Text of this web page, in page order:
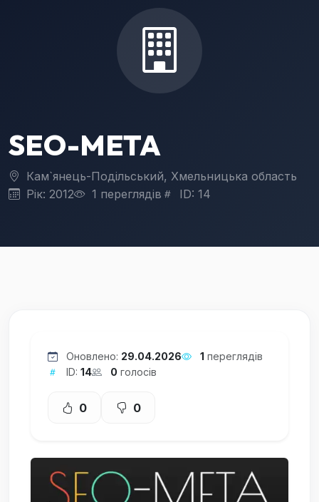
SEO-META
Кам`янець-Подільський, Хмельницька область
Рік: 2012
1 переглядів ID: 14
Оновлено: 29.04.2026 1 переглядів
ID: 14 0 голосів
0 0